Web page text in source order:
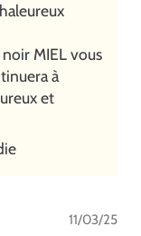
MIEL vous
à
et
11/03/25